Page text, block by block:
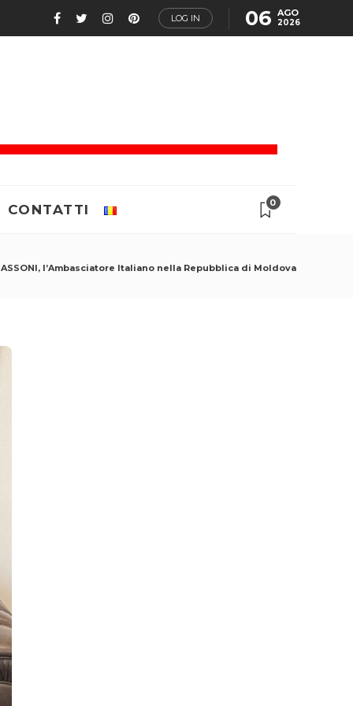
LOG IN 06 AGO
2026
CONTATTI 0
l’Ambasciatore Italiano nella Repubblica di Moldova